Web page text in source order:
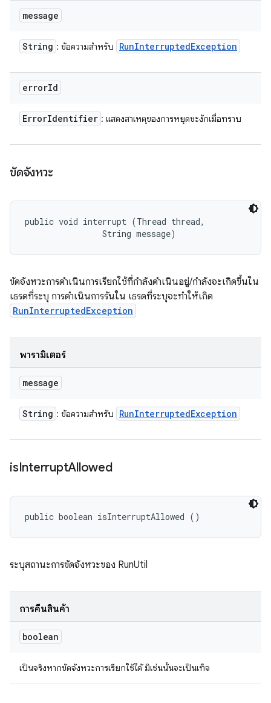
message
String : ข้อความสำหรับ RunInterruptedException
errorId
ErrorIdentifier : แสดงสาเหตุของการหยุดชะงักเมื่อทราบ
ขัดจังหวะ
public void interrupt (Thread thread,
                String message)
ขัดจังหวะการดำเนินการเรียกใช้ที่กำลังดำเนินอยู่/กำลังจะเกิดขึ้นใน
เธรดที่ระบุ การดำเนินการรันใน เธรดที่ระบุจะทำให้เกิด
RunInterruptedException
พารามิเตอร์
message
String : ข้อความสำหรับ RunInterruptedException
isInterruptAllowed
public boolean isInterruptAllowed ()
ระบุสถานะการขัดจังหวะของ RunUtil
การคืนสินค้า
boolean
เป็นจริงหากขัดจังหวะการเรียกใช้ได้ มิเช่นนั้นจะเป็นเท็จ